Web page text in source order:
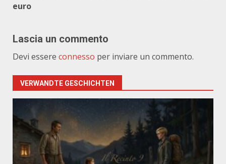
euro
Lascia un commento
Devi essere connesso per inviare un commento.
VERWANDTE GESCHICHTEN